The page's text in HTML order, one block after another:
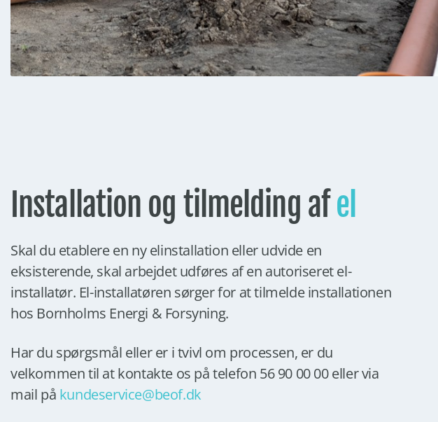
Installation og tilmelding afel
Skal du etablere en ny elinstallation eller udvide en
eksisterende, skal arbejdet udføres af en autoriseret el-
installatør. El-installatøren sørger for at tilmelde installationen
hos Bornholms Energi & Forsyning.
Har du spørgsmål eller er i tvivl om processen, er du
velkommen til at kontakte os på telefon 56 90 00 00 eller via
mail på kundeservice@beof.dk